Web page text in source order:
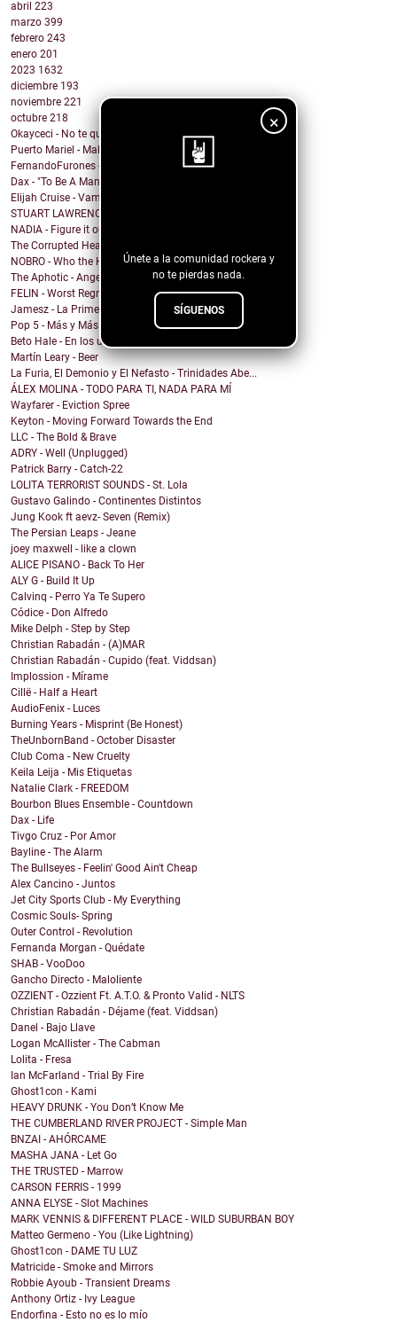
×
Únete a la comunidad rockera y
no te pierdas nada.
SÍGUENOS
abril 223
marzo 399
febrero 243
enero 201
2023 1632
diciembre 193
noviembre 221
octubre 218
Okayceci - No te quiero
Puerto Mariel - Maldito Antro
FernandoFurones - Me Vuelvo Salvaje
Dax - "To Be A Man" Ft. Darius Rucker
Elijah Cruise - Vampire U
STUART LAWRENCE - ONE
NADIA - Figure it out
The Corrupted Hearts - We Dug a Ditch & Laid Down
NOBRO - Who the Hell Am I?
The Aphotic - Angel
FELIN - Worst Regret
Jamesz - La Primera Brisa
Pop 5 - Más y Más
Beto Hale - En los unos y en los ceros (Single)
Martín Leary - Beer
La Furia, El Demonio y El Nefasto - Trinidades Abe...
ÁLEX MOLINA - TODO PARA TI, NADA PARA MÍ
Wayfarer - Eviction Spree
Keyton - Moving Forward Towards the End
LLC - The Bold & Brave
ADRY - Well (Unplugged)
Patrick Barry - Catch-22
LOLITA TERRORIST SOUNDS - St. Lola
Gustavo Galindo - Continentes Distintos
Jung Kook ft aevz- Seven (Remix)
The Persian Leaps - Jeane
joey maxwell - like a clown
ALICE PISANO - Back To Her
ALY G - Build It Up
Calvinq - Perro Ya Te Supero
Códice - Don Alfredo
Mike Delph - Step by Step
Christian Rabadán - (A)MAR
Christian Rabadán - Cupido (feat. Viddsan)
Implossion - Mírame
Cillë - Half a Heart
AudioFenix - Luces
Burning Years - Misprint (Be Honest)
TheUnbornBand - October Disaster
Club Coma - New Cruelty
Keila Leija - Mis Etiquetas
Natalie Clark - FREEDOM
Bourbon Blues Ensemble - Countdown
Dax - Life
Tivgo Cruz - Por Amor
Bayline - The Alarm
The Bullseyes - Feelin' Good Ain't Cheap
Alex Cancino - Juntos
Jet City Sports Club - My Everything
Cosmic Souls- Spring
Outer Control - Revolution
Fernanda Morgan - Quédate
SHAB - VooDoo
Gancho Directo - Maloliente
OZZIENT - Ozzient Ft. A.T.O. & Pronto Valid - NLTS
Christian Rabadán - Déjame (feat. Viddsan)
Danel - Bajo Llave
Logan McAllister - The Cabman
Lolita - Fresa
Ian McFarland - Trial By Fire
Ghost1con - Kami
HEAVY DRUNK - You Don’t Know Me
THE CUMBERLAND RIVER PROJECT - Simple Man
BNZAI - AHÓRCAME
MASHA JANA - Let Go
THE TRUSTED - Marrow
CARSON FERRIS - 1999
ANNA ELYSE - Slot Machines
MARK VENNIS & DIFFERENT PLACE - WILD SUBURBAN BOY
Matteo Germeno - You (Like Lightning)
Ghost1con - DAME TU LUZ
Matricide - Smoke and Mirrors
Robbie Ayoub - Transient Dreams
Anthony Ortiz - Ivy League
Endorfina - Esto no es lo mío